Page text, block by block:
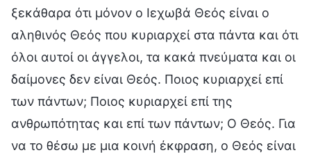
ξεκάθαρα ότι μόνον ο Ιεχωβά Θεός είναι ο
αληθινός Θεός που κυριαρχεί στα πάντα και ότι
όλοι αυτοί οι άγγελοι, τα κακά πνεύματα και οι
δαίμονες δεν είναι Θεός. Ποιος κυριαρχεί επί
των πάντων; Ποιος κυριαρχεί επί της
ανθρωπότητας και επί των πάντων; Ο Θεός. Για
να το θέσω με μια κοινή έκφραση, ο Θεός είναι